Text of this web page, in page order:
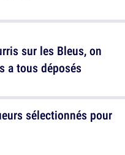
sélectionnés pour
sur les Bleus, on
a tous déposés